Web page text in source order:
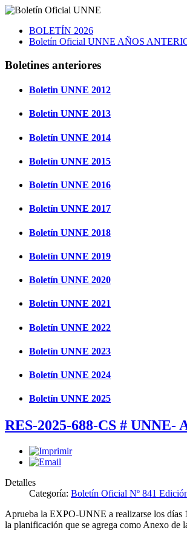
BOLETÍN 2026
Boletín Oficial UNNE AÑOS
Boletines anteriores
Boletin UNNE 2012
Boletin UNNE 2013
Boletín UNNE 2014
Boletín UNNE 2015
Boletín UNNE 2016
Boletín UNNE 2017
Boletín UNNE 2018
Boletín UNNE 2019
Boletín UNNE 2020
Boletín UNNE 2021
Boletín UNNE 2022
Boletín UNNE 2023
Boletín UNNE 2024
Boletín UNNE 2025
RES-2025-688-CS #
Detalles
Categoría: Boletín Oficial Nº 841
Aprueba la EXPO-UNNE a realizarse los días
la planificación que se agrega como Anexo de